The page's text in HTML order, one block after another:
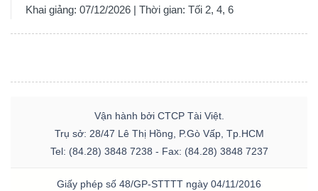
Khai giảng: 07/12/2026 | Thời gian: Tối 2, 4, 6
Vận hành bởi CTCP Tài Việt.
Trụ sở: 28/47 Lê Thị Hồng, P.Gò Vấp, Tp.HCM
Tel: (84.28) 3848 7238 - Fax: (84.28) 3848 7237
Giấy phép số 48/GP-STTTT ngày 04/11/2016